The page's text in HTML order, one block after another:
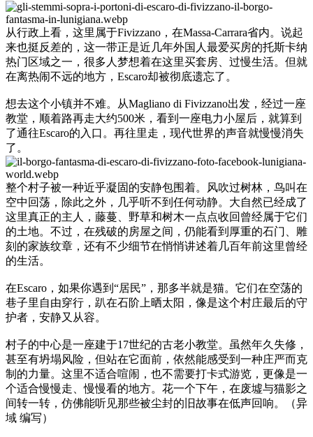
从行政上看，这里属于Fivizzano，在Massa-Carrara省内。说起
来也挺反差的，这一带正是近几年外国人最爱买房的托斯卡纳
热门区域之一，很多人梦想着在这里买套房、过慢生活。但就
在离热闹不远的地方，Escaro却被彻底遗忘了。
想去这个小镇并不难。从Magliano di Fivizzano出发，经过一座
教堂，顺着路再走大约500米，看到一座电力小屋后，就算到
了通往Escaro的入口。再往里走，现代世界的声音就慢慢消失
了。
整个村子被一种近乎凝固的安静包围着。风吹过树林，鸟叫在
空中回荡，除此之外，几乎听不到任何动静。大自然已经成了
这里真正的主人，藤蔓、野草和树木一点点收回曾经属于它们
的土地。不过，在残破的房屋之间，仍能看到厚重的石门、雕
刻的家族纹章，还有不少细节在悄悄讲述着几百年前这里曾经
的生活。
在Escaro，如果你遇到“居民”，那多半就是猫。它们在空荡的
巷子里自由穿行，趴在石阶上晒太阳，像是这个村庄最后的守
护者，安静又从容。
村子的中心是一座建于17世纪的古老小教堂。虽然年久失修，
甚至有坍塌风险，但站在它面前，依然能感受到一种庄严而克
制的力量。这里不适合喧闹，也不需要打卡式游览，更像是一
个适合慢慢走、慢慢看的地方。花一个下午，在废墟与猫影之
间转一转，仿佛能听见那些被尘封的旧故事在低声回响。（异
域 编写）